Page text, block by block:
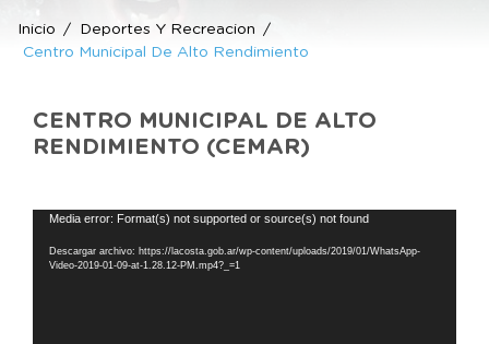
Inicio
Deportes Y Recreacion
Centro Municipal De Alto Rendimiento
CENTRO MUNICIPAL DE ALTO
RENDIMIENTO (CEMAR)
Reproductor
vídeo
Media error: Format(s) not supported or source(s) not found
Descargar archivo: https://lacosta.gob.ar/wp-content/uploads/2019/01/WhatsApp-
Video-2019-01-09-at-1.28.12-PM.mp4?_=1